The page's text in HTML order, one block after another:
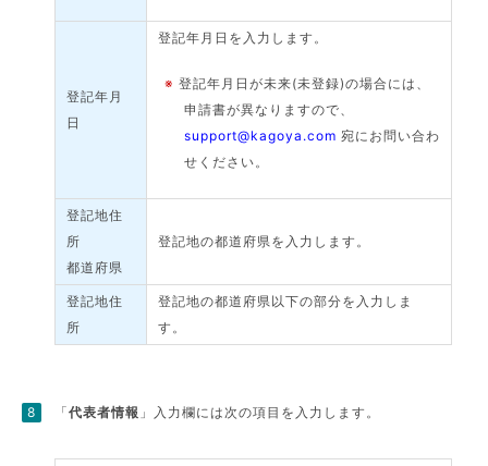
登記年月
日
登記年月日を入力します。
※登記年月日が未来(未登録)の場合には、
申請書が異なりますので、
support@kagoya.com 宛にお問い合わ
せください。
登記地住
所
都道府県
登記地の都道府県を入力します。
登記地住
所
登記地の都道府県以下の部分を入力しま
す。
「代表者情報 」入力欄には次の項目を入力します。